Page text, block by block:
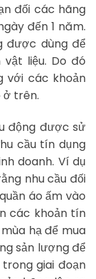
đối các hãng
đến 1 năm.
được dùng để
liệu. Do đó
với các khoản
trên.
động được sử
cầu tín dụng
doanh. Ví dụ
nhu cầu đối
áo ấm vào
các khoản tín
hạ để mua
sản lượng để
giai đoạn